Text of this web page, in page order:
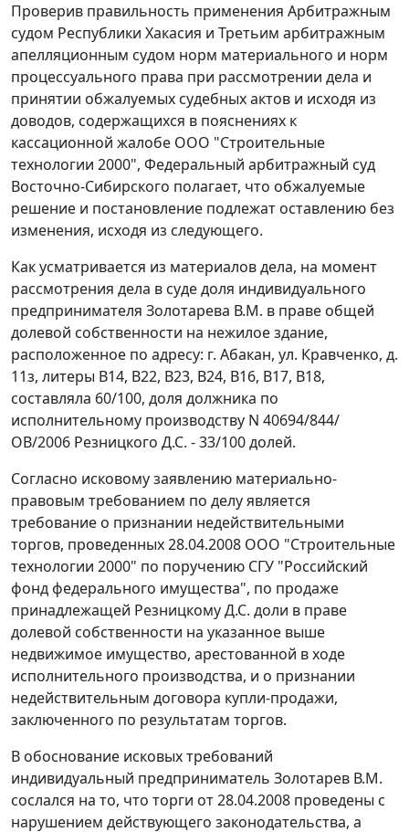
Проверив правильность применения Арбитражным
судом Республики Хакасия и Третьим арбитражным
апелляционным судом норм материального и норм
процессуального права при рассмотрении дела и
принятии обжалуемых судебных актов и исходя из
доводов, содержащихся в пояснениях к
кассационной жалобе ООО "Строительные
технологии 2000", Федеральный арбитражный суд
Восточно-Сибирского полагает, что обжалуемые
решение и постановление подлежат оставлению без
изменения, исходя из следующего.
Как усматривается из материалов дела, на момент
рассмотрения дела в суде доля индивидуального
предпринимателя Золотарева В.М. в праве общей
долевой собственности на нежилое здание,
расположенное по адресу: г. Абакан, ул. Кравченко, д.
11з, литеры В14, В22, В23, В24, В16, В17, В18,
составляла 60/100, доля должника по
исполнительному производству N 40694/844/
ОВ/2006 Резницкого Д.С. - 33/100 долей.
Согласно исковому заявлению материально-
правовым требованием по делу является
требование о признании недействительными
торгов, проведенных 28.04.2008 ООО "Строительные
технологии 2000" по поручению СГУ "Российский
фонд федерального имущества", по продаже
принадлежащей Резницкому Д.С. доли в праве
долевой собственности на указанное выше
недвижимое имущество, арестованной в ходе
исполнительного производства, и о признании
недействительным договора купли-продажи,
заключенного по результатам торгов.
В обоснование исковых требований
индивидуальный предприниматель Золотарев В.М.
сослался на то, что торги от 28.04.2008 проведены с
нарушением действующего законодательства, а